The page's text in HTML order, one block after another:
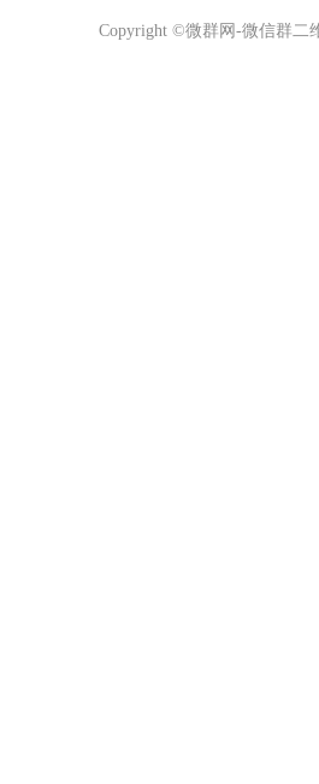
Copyright ©微群网-微信群二